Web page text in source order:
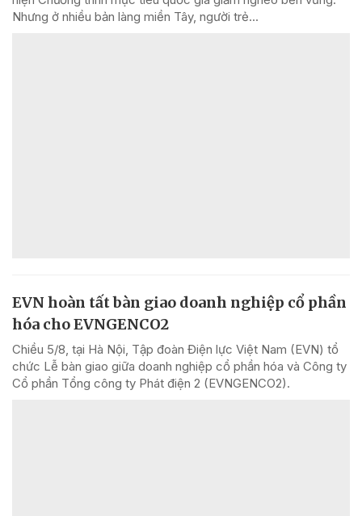
Nhưng ở nhiều bản làng miền Tây, người trẻ...
EVN hoàn tất bàn giao doanh nghiệp cổ phần
hóa cho EVNGENCO2
Chiều 5/8, tại Hà Nội, Tập đoàn Điện lực Việt Nam (EVN) tổ
chức Lễ bàn giao giữa doanh nghiệp cổ phần hóa và Công ty
Cổ phần Tổng công ty Phát điện 2 (EVNGENCO2).